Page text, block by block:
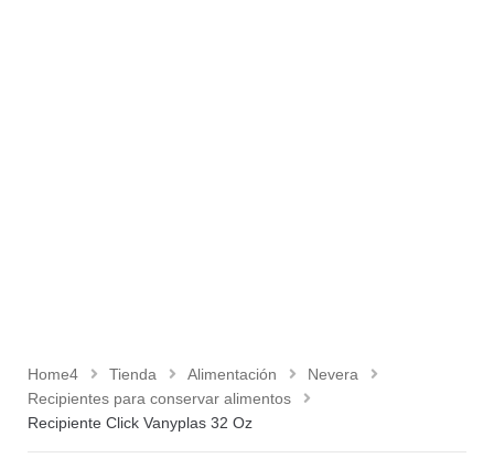
Home4 Tienda Alimentación
Nevera
Recipientes para conservar alimentos
Recipiente Click Vanyplas 32 Oz